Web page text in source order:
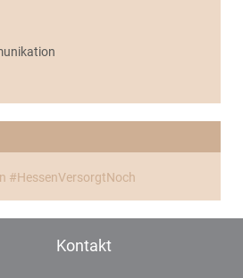
#HessenVersorgtNoch
Kontakt